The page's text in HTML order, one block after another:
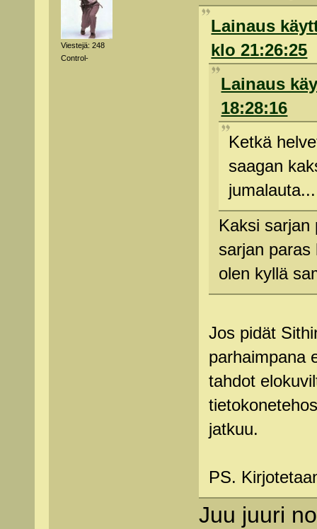
Viestejä: 248
Control-
Lainaus
klo 21:26:25
Lainaus
18:28:16
Ketkä
saagan
jumalauta...
Kaksi sarjan
sarjan
olen kyllä
Jos pidät
parhaimpana
tahdot
jatkuu.
PS.
Juu juuri